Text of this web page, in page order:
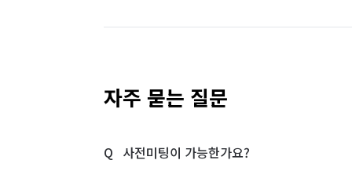
자주 묻는 질문
사전미팅이 가능한가요?